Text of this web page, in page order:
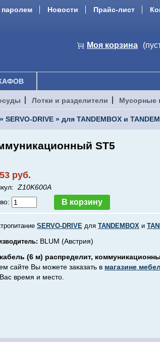
паролем Новости Прайс-лист
Моя корзина
Лотки и разделители Мусорные
» SERVO-DRIVE » для TANDEMBOX и TANDEM
ST5
руб.
Z10K600A
SERVO-DRIVE для TANDEMBOX и
BLUM (Австрия)
(6 м) распределит,
сайте Вы можете заказать в магазине
время и место.